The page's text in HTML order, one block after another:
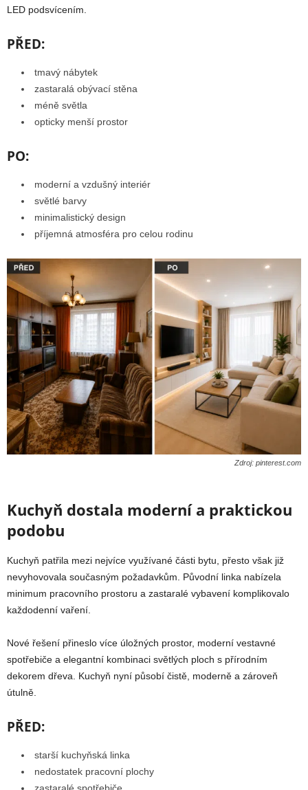
LED podsvícením.
PŘED:
tmavý nábytek
zastaralá obývací stěna
méně světla
opticky menší prostor
PO:
moderní a vzdušný interiér
světlé barvy
minimalistický design
příjemná atmosféra pro celou rodinu
Zdroj: pinterest.com
Kuchyň dostala moderní a praktickou
podobu
Kuchyň patřila mezi nejvíce využívané části bytu, přesto však již
nevyhovovala současným požadavkům. Původní linka nabízela
minimum pracovního prostoru a zastaralé vybavení komplikovalo
každodenní vaření.
Nové řešení přineslo více úložných prostor, moderní vestavné
spotřebiče a elegantní kombinaci světlých ploch s přírodním
dekorem dřeva. Kuchyň nyní působí čistě, moderně a zároveň
útulně.
PŘED:
starší kuchyňská linka
nedostatek pracovní plochy